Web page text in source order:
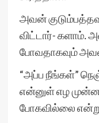
அவன்
விட்டார்- களாம்.
போவதாகவும்
“அப்ப நீங்கள்”
என்னுள் எழ
போகவில்லை